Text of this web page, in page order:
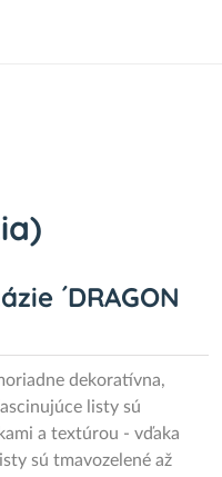
´DRAGON
dekoratívna,
listy sú
a textúrou - vďaka
sú tmavozelené až